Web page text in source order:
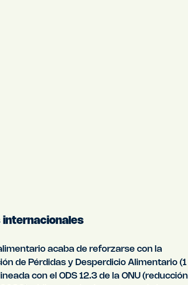
internacionales
acaba de reforzarse con la
de Pérdidas y Desperdicio Alimentario (1
con el ODS 12.3 de la ONU (reducción